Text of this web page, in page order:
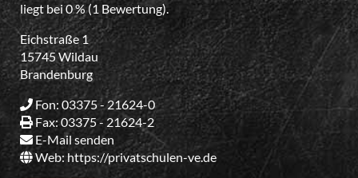
liegt bei 0 % (1 Bewertung).
Eichstraße 1
15745 Wildau
Brandenburg
Fon: 03375 - 21624-0
Fax: 03375 - 21624-2
E-Mail senden
Web:https://privatschulen-ve.de